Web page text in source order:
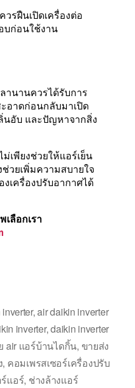
รฝืนเปิดเครื่องต่อ
บก่อนใช้งาน
านานควรได้รับการ
อาดก่อนกลับมาเปิด
นอับ และปัญหาจากสิ่ง
เพียงช่วยให้แอร์เย็น
วยเพิ่มความสบายใจ
เครื่องปรับอากาศได้
ลือกเรา
,air daikin inverter
inverter,daikin inverter
air แอร์บ้านไดกิ้น, ขายส่ง
, คอมเพรสเซอร์เครื่องปรับ
แอร์, ช่างล้างแอร์